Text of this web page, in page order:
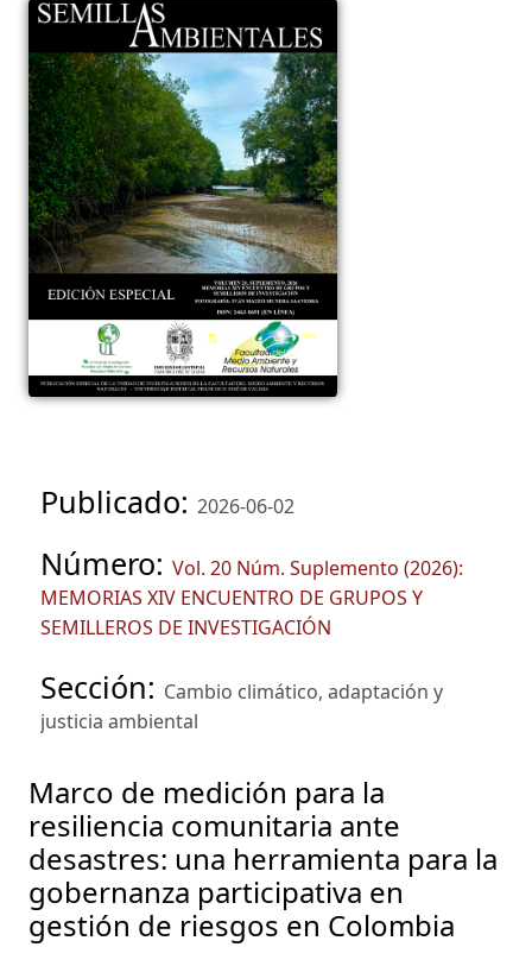
Publicado: 2026-06-02
Número: Vol. 20 Núm. Suplemento (2026):
MEMORIAS XIV ENCUENTRO DE GRUPOS Y
SEMILLEROS DE INVESTIGACIÓN
Sección: Cambio climático, adaptación y
justicia ambiental
Marco de medición para la
resiliencia comunitaria ante
desastres: una herramienta para la
gobernanza participativa en
gestión de riesgos en Colombia